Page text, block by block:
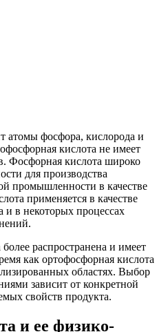
атомы фосфора, кислорода и
кислота не имеет
Фосфорная кислота широко
для производства
промышленности в качестве
применяется в качестве
в некоторых процессах
распространена и имеет
как ортофосфорная кислота
областях. Выбор
зависит от конкретной
свойств продукта.
и ее физико-